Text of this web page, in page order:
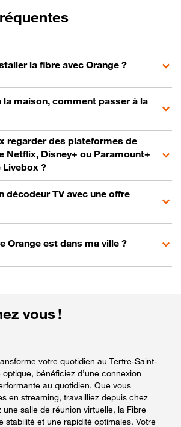
la fibre avec Orange ?
la maison, comment passer à la
regarder des plateformes de
Netflix, Disney+ ou Paramount+
Livebox ?
décodeur TV avec une offre
Orange est dans ma ville ?
vous !
votre quotidien au Tertre-Saint-
bénéficiez d’une connexion
au quotidien. Que vous
en streaming, travailliez depuis chez
une salle de réunion virtuelle, la Fibre
stabilité et une rapidité optimales. Votre